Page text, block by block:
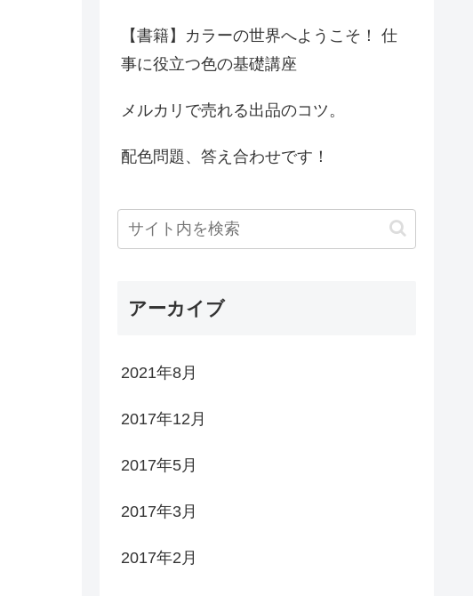
【書籍】カラーの世界へようこそ！ 仕
事に役立つ色の基礎講座
メルカリで売れる出品のコツ。
配色問題、答え合わせです！
アーカイブ
2021年8月
2017年12月
2017年5月
2017年3月
2017年2月